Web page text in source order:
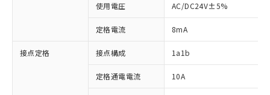
使用電圧 AC/DC24V±5%
定格電流 8mA
接点定格 接点構成 1a1b
定格通電電流 10A
対応済み：EU RoHS指令（10物質）の